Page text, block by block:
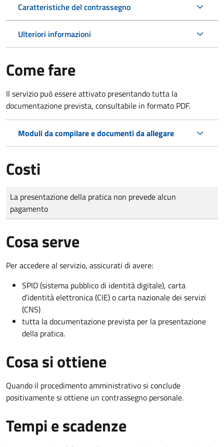
Caratteristiche del contrassegno
Ulteriori informazioni
Come fare
Il servizio può essere attivato presentando tutta la
documentazione prevista, consultabile in formato PDF.
Moduli da compilare e documenti da allegare
Costi
Tipo di pagamento
Importo
La presentazione della pratica non prevede alcun
pagamento
Cosa serve
Per accedere al servizio, assicurati di avere:
SPID (sistema pubblico di identità digitale), carta
d’identità elettronica (CIE) o carta nazionale dei servizi
(CNS)
tutta la documentazione prevista per la presentazione
della pratica.
Cosa si ottiene
Quando il procedimento amministrativo si conclude
positivamente si ottiene un contrassegno personale.
Tempi e scadenze